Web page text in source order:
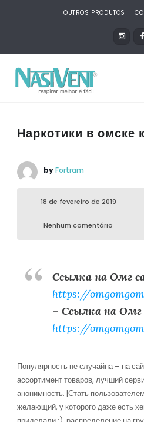
OUTROS PRODUTOS
Наркотики в омске
byFortram
18 de fevereiro de 2019
Nenhum comentário
Ссылка на Омг
https://
– Ссылка на Омг
https://
Популярность не случайна – на
ассортимент товаров, лучший
анонимность. |Стать
желающий, у которого даже есть